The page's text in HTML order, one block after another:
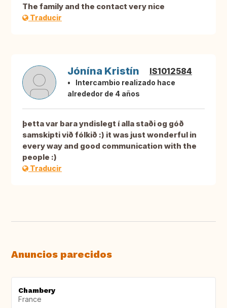
The family and the contact very nice
Traducir
Jónína Kristín IS1012584
Intercambio realizado hace
alrededor de 4 años
þetta var bara yndislegt í alla staði og góð
samskipti við fólkið :) it was just wonderful in
every way and good communication with the
people :)
Traducir
Anuncios parecidos
Chambery
France